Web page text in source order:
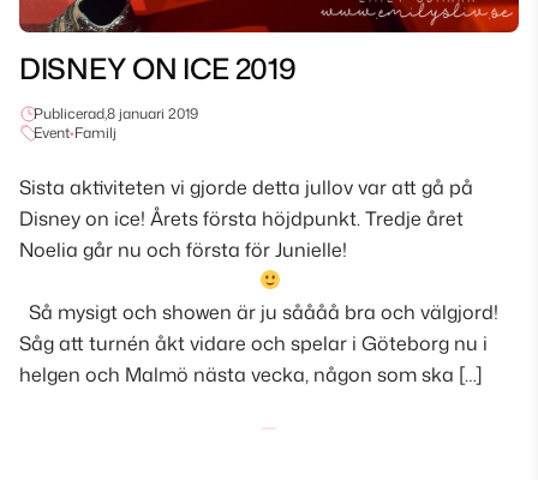
DISNEY ON ICE 2019
Publicerad,8 januari 2019
Event•Familj
Sista aktiviteten vi gjorde detta jullov var att gå på
Disney on ice! Årets första höjdpunkt. Tredje året
Noelia går nu och första för Junielle!
Så mysigt och showen är ju såååå bra och välgjord!
Såg att turnén åkt vidare och spelar i Göteborg nu i
helgen och Malmö nästa vecka, någon som ska […]